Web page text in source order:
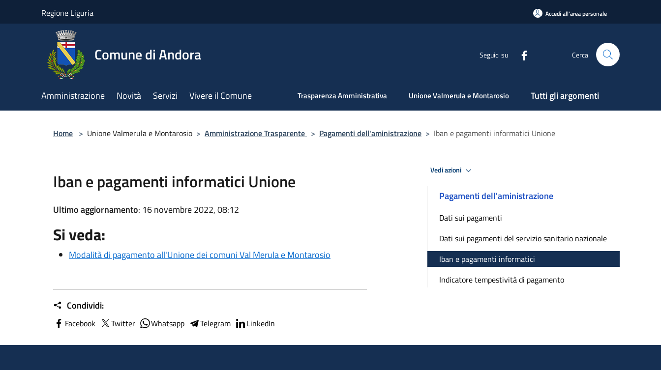
Regione Liguria Accedi all'area personale
Comune di Andora Seguici su Cerca
Amministrazione Novità Servizi Vivere il Comune Trasparenza Amministrativa Unione Valmerula e Montarosio Tutti gli argomenti
Home > Unione Valmerula e Montarosio > Amministrazione Trasparente > Pagamenti dell'aministrazione > Iban e pagamenti informatici Unione
Iban e pagamenti informatici Unione
Ultimo aggiornamento: 16 novembre 2022, 08:12
Si veda:
Modalità di pagamento all'Unione dei comuni Val Merula e Montarosio
Condividi:
Facebook Twitter Whatsapp Telegram LinkedIn
Vedi azioni
Pagamenti dell'aministrazione
Dati sui pagamenti
Dati sui pagamenti del servizio sanitario nazionale
Iban e pagamenti informatici
Indicatore tempestività di pagamento